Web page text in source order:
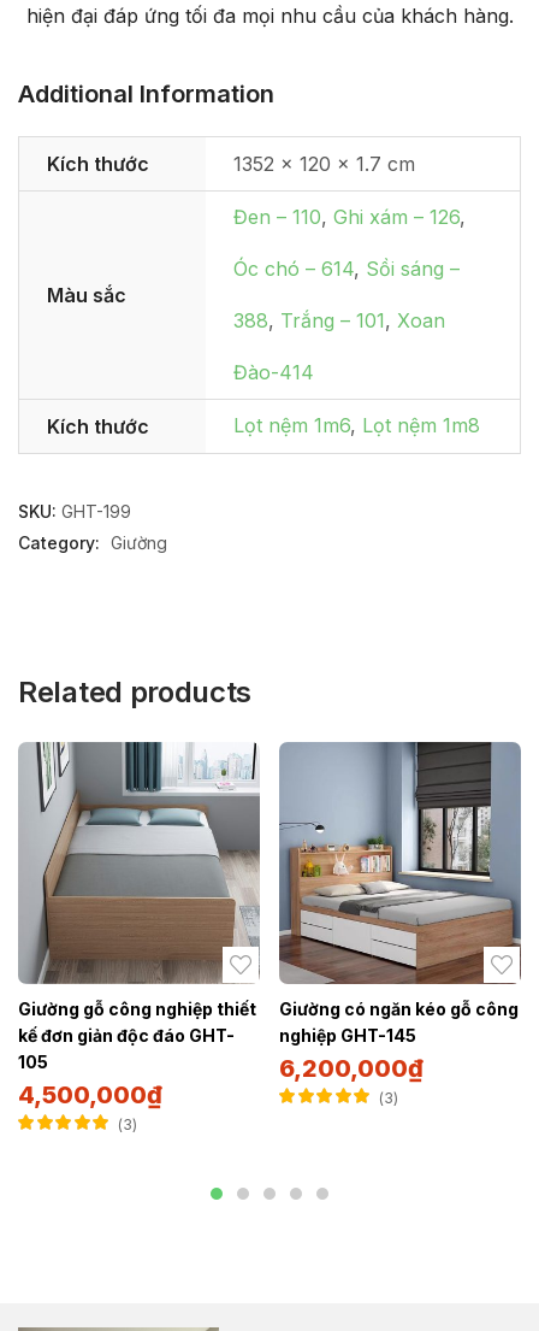
hiện đại đáp ứng tối đa mọi nhu cầu của khách hàng.
Additional Information
Kích thước 1352 × 120 × 1.7 cm
Màu sắc
Đen – 110, Ghi xám – 126,
Óc chó – 614, Sồi sáng –
388, Trắng – 101, Xoan
Đào-414
Kích thước Lọt nệm 1m6, Lọt nệm 1m8
SKU: GHT-199
Category: Giường
Related products
Giường gỗ công nghiệp thiết
kế đơn giản độc đáo GHT-
105
4,500,000₫
3
Giường có ngăn kéo gỗ công
nghiệp GHT-145
6,200,000₫
3